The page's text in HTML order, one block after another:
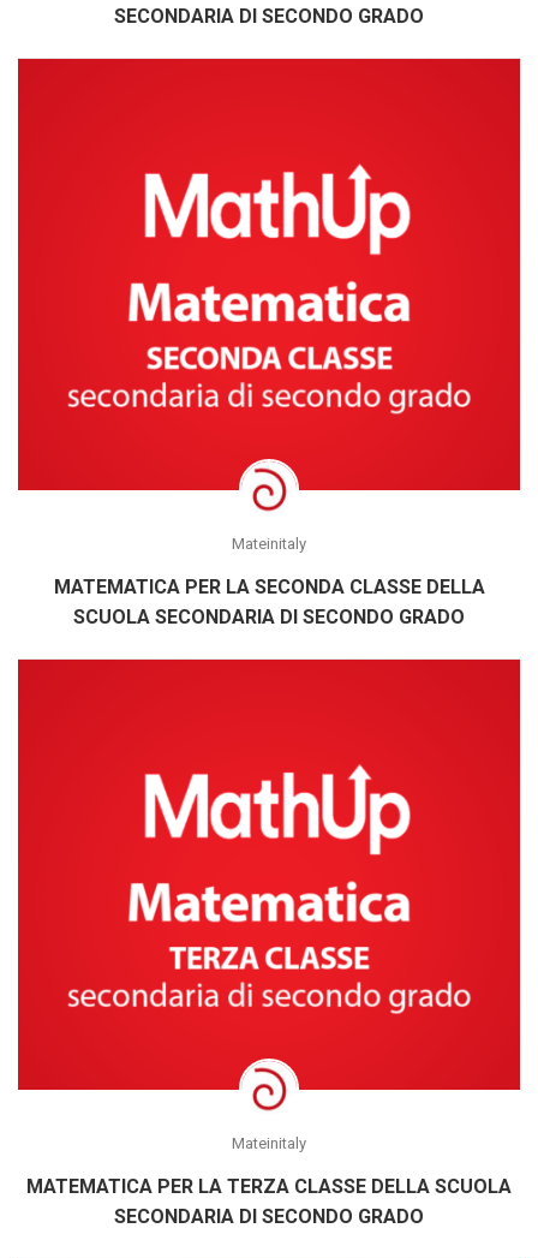
SECONDARIA DI SECONDO GRADO
Mateinitaly
MATEMATICA PER LA SECONDA CLASSE DELLA
SCUOLA SECONDARIA DI SECONDO GRADO
Mateinitaly
MATEMATICA PER LA TERZA CLASSE DELLA SCUOLA
SECONDARIA DI SECONDO GRADO